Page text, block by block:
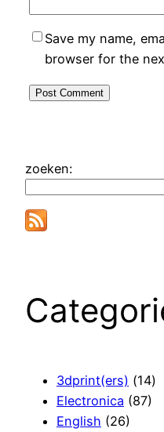
Save my name,
browser for the
zoeken:
3dprint(ers) (14)
Electronica (87)
English (26)